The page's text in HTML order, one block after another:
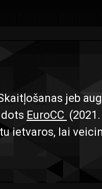
jeb
EuroCC
ietvaros, lai